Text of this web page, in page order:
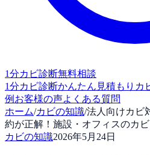
1分カビ診断無料相談
1分カビ診断かんたん見積もり カ
例 お客様の声よくある質問
ホーム/カビの知識/法人向けカビ
約が正解！施設・オフィスのカ
カビの知識2026年5月24日